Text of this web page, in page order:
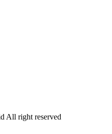
All right reserved